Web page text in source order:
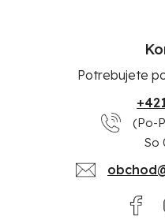
Potrebujete
(Po-
So